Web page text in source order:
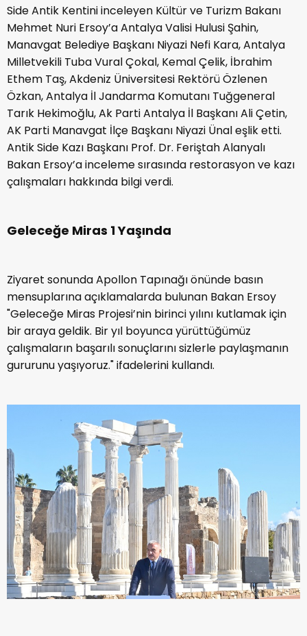
Side Antik Kentini inceleyen Kültür ve Turizm Bakanı
Mehmet Nuri Ersoy’a Antalya Valisi Hulusi Şahin,
Manavgat Belediye Başkanı Niyazi Nefi Kara, Antalya
Milletvekili Tuba Vural Çokal, Kemal Çelik, İbrahim
Ethem Taş, Akdeniz Üniversitesi Rektörü Özlenen
Özkan, Antalya İl Jandarma Komutanı Tuğgeneral
Tarık Hekimoğlu, Ak Parti Antalya İl Başkanı Ali Çetin,
AK Parti Manavgat İlçe Başkanı Niyazi Ünal eşlik etti.
Antik Side Kazı Başkanı Prof. Dr. Feriştah Alanyalı
Bakan Ersoy’a inceleme sırasında restorasyon ve kazı
çalışmaları hakkında bilgi verdi.
Geleceğe Miras 1 Yaşında
Ziyaret sonunda Apollon Tapınağı önünde basın
mensuplarına açıklamalarda bulunan Bakan Ersoy
"Geleceğe Miras Projesi’nin birinci yılını kutlamak için
bir araya geldik. Bir yıl boyunca yürüttüğümüz
çalışmaların başarılı sonuçlarını sizlerle paylaşmanın
gururunu yaşıyoruz." ifadelerini kullandı.